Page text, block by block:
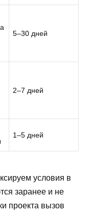
5–30 дней
2–7 дней
1–5 дней
условия в
заранее и не
проекта вызов